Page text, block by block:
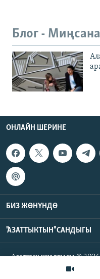
Блог -
ОНЛАЙН ШЕРИНЕ
БИЗ ЖӨНҮНДӨ
"АЗАТТЫКТЫН" САНДЫГЫ
Азаттык үналгысы ©